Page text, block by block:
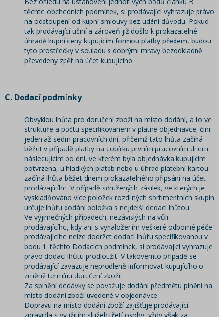
těchto obchodních podmínek, si prodávající vyhrazuje právo
na odstoupení od kupní smlouvy bez udání důvodu. Pokud
tak prodávající učiní a zároveň již došlo k prokazatelné
úhradě kupní ceny kupujícím formou platby předem, budou
tyto prostředky v souladu s dobrými mravy bezodkladně
převedeny zpět na účet kupujícího.
C. Dodací podmínky
Obvyklou lhůta pro doručení zboží na místo dodání, a to ve
struktuře a počtu specifikovaném v platné objednávce, činí
jeden až sedm pracovních dní, přičemž tato lhůta začíná
běžet v případě platby na dobírku prvním pracovním dnem
následujícím po dni, ve kterém byla objednávka kupujícím
potvrzena, u hladkých plateb nebo u úhrad platební kartou
začíná lhůta běžet dnem prokazatelného připsání na účet
prodávajícího. V případě sdružených zásilek, ve kterých je
vyskladňováno více položek rozdílných sortimentních skupin
určuje lhůtu dodání položka s nejdelší dodací lhůtou.
Ve výjimečných případech, nezávislých na vůli
prodávajícího, kdy ani s vynaložením veškeré odborné péče
prodávajícího nelze dodržet dodací lhůtu specifikovanou v
bodu 1. těchto Dodacích podmínek, si prodávající vyhrazuje
právo dodací lhůtu prodloužit. V takovémto případě se
prodávající zavazuje neprodleně informovat kupujícího o
změně termínu doručení zboží.
Za splnění dodávky se považuje dodání předmětu plnění na
místo dodání zboží uvedené v objednávce.
Dopravu na místo dodání zboží zajišťuje prodávající
zpravidla s využitím služeb třetí osoby, vždy však za